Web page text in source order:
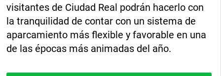
visitantes de Ciudad Real podrán hacerlo con
la tranquilidad de contar con un sistema de
aparcamiento más flexible y favorable en una
de las épocas más animadas del año.